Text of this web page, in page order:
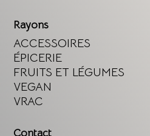
Rayons
ACCESSOIRES
ÉPICERIE
FRUITS ET LÉGUMES
VEGAN
VRAC
Contact